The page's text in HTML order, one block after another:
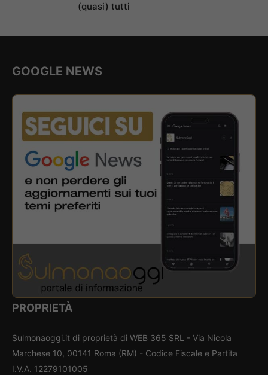
(quasi) tutti
GOOGLE NEWS
PROPRIETÀ
Sulmonaoggi.it di proprietà di WEB 365 SRL - Via Nicola
Marchese 10, 00141 Roma (RM) - Codice Fiscale e Partita
I.V.A. 12279101005